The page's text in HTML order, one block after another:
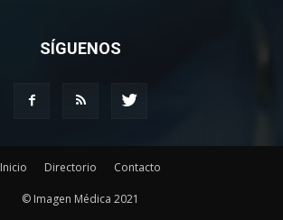
SÍGUENOS
Inicio Directorio Contacto
© Imagen Médica 2021